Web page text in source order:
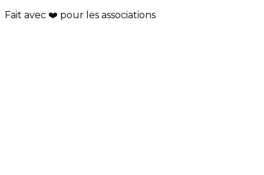
Fait avec ❤️ pour les associations